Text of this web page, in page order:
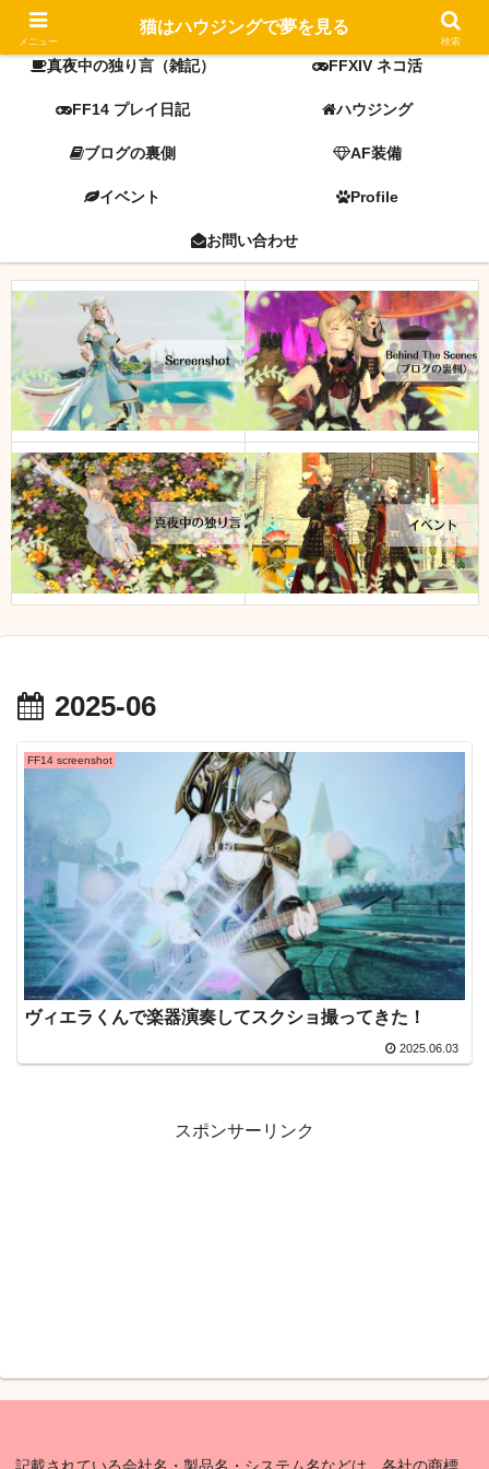
FF14 screenshot ミラプリ
真夜中の独り言（雑記） FFXIV ネコ活
FF14 プレイ日記 ハウジング
ブログの裏側 AF装備
イベント Profile
お問い合わせ
2025-06
FF14 screenshot
ヴィエラくんで楽器演奏してスクショ撮ってきた！
2025.06.03
スポンサーリンク
記載されている会社名・製品名・システム名などは、各社の商標、
メニュー
猫はハウジングで夢を見る
検索